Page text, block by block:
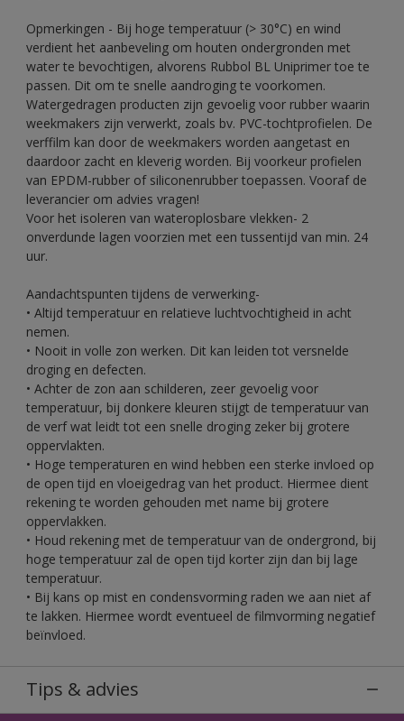
Opmerkingen - Bij hoge temperatuur (> 30°C) en wind
verdient het aanbeveling om houten ondergronden met
water te bevochtigen, alvorens Rubbol BL Uniprimer toe te
passen. Dit om te snelle aandroging te voorkomen.
Watergedragen producten zijn gevoelig voor rubber waarin
weekmakers zijn verwerkt, zoals bv. PVC-tochtprofielen. De
verffilm kan door de weekmakers worden aangetast en
daardoor zacht en kleverig worden. Bij voorkeur profielen
van EPDM-rubber of siliconenrubber toepassen. Vooraf de
leverancier om advies vragen!
Voor het isoleren van wateroplosbare vlekken- 2
onverdunde lagen voorzien met een tussentijd van min. 24
uur.
Aandachtspunten tijdens de verwerking-
• Altijd temperatuur en relatieve luchtvochtigheid in acht
nemen.
• Nooit in volle zon werken. Dit kan leiden tot versnelde
droging en defecten.
• Achter de zon aan schilderen, zeer gevoelig voor
temperatuur, bij donkere kleuren stijgt de temperatuur van
de verf wat leidt tot een snelle droging zeker bij grotere
oppervlakten.
• Hoge temperaturen en wind hebben een sterke invloed op
de open tijd en vloeigedrag van het product. Hiermee dient
rekening te worden gehouden met name bij grotere
oppervlakken.
• Houd rekening met de temperatuur van de ondergrond, bij
hoge temperatuur zal de open tijd korter zijn dan bij lage
temperatuur.
• Bij kans op mist en condensvorming raden we aan niet af
te lakken. Hiermee wordt eventueel de filmvorming negatief
beïnvloed.
Tips & advies